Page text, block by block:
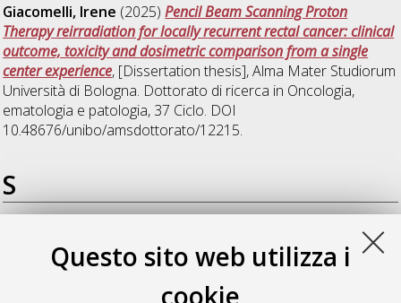
Questo sito web utilizza i
cookie
Giacomelli, Irene (2025)Pencil Beam Scanning Proton
Therapy reirradiation for locally recurrent rectal cancer: clinical
outcome, toxicity and dosimetric comparison from a single
center experience, [Dissertation thesis], Alma Mater Studiorum
Università di Bologna. Dottorato di ricerca in Oncologia,
ematologia e patologia, 37 Ciclo. DOI
10.48676/unibo/amsdottorato/12215.
S
chondrosarcomas: clinical outcome and toxicity of high-dose
proton beam therapy. Assessment of predictive factors for
toxicity through radiobiology modeling